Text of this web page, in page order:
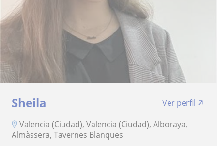
Sheila
Ver perfil
Valencia (Ciudad), Valencia (Ciudad), Alboraya,
Almàssera, Tavernes Blanques